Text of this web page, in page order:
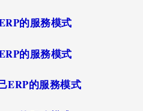
的服務模式
的服務模式
ERP的服務模式